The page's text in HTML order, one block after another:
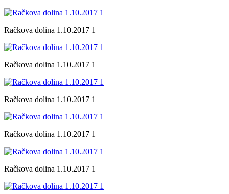
Račkova dolina 1.10.2017 1
Račkova dolina 1.10.2017 1
Račkova dolina 1.10.2017 1
Račkova dolina 1.10.2017 1
Račkova dolina 1.10.2017 1